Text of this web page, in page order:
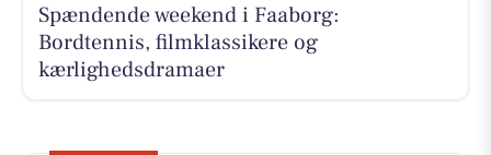
Spændende weekend i Faaborg:
Bordtennis, filmklassikere og
kærlighedsdramaer